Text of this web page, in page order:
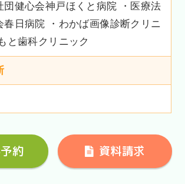
団健心会神戸ほくと病院 ・医療法
春日病院 ・わかば画像診断クリニ
と歯科クリニック
約 資料請求